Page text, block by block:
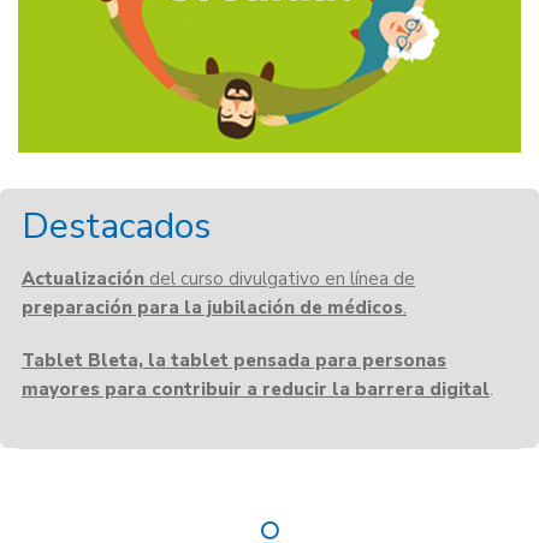
Destacados
Actualizacióndel curso divulgativo en línea de
preparación para la jubilación de médicos.
Tablet Bleta, la tablet pensada para personas
mayores para contribuir a reducir la barrera digital.